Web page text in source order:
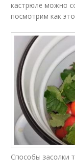
кастрюле можно
посмотрим как
Способы засолки